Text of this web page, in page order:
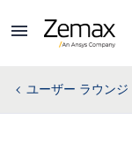
ユーザー ラウンジ